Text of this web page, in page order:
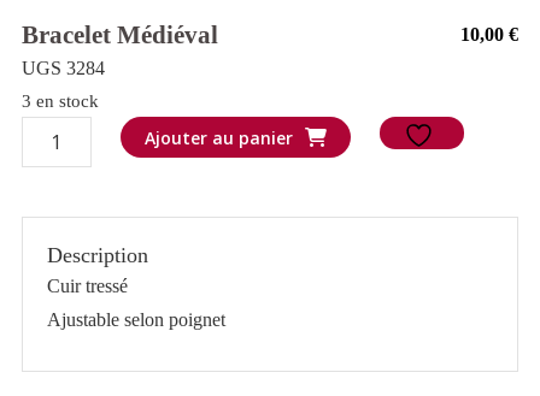
Bracelet Médiéval 10,00€
UGS 3284
3 en stock
quantité
de
Ajouter au panier
Description
Cuir tressé
Ajustable selon poignet